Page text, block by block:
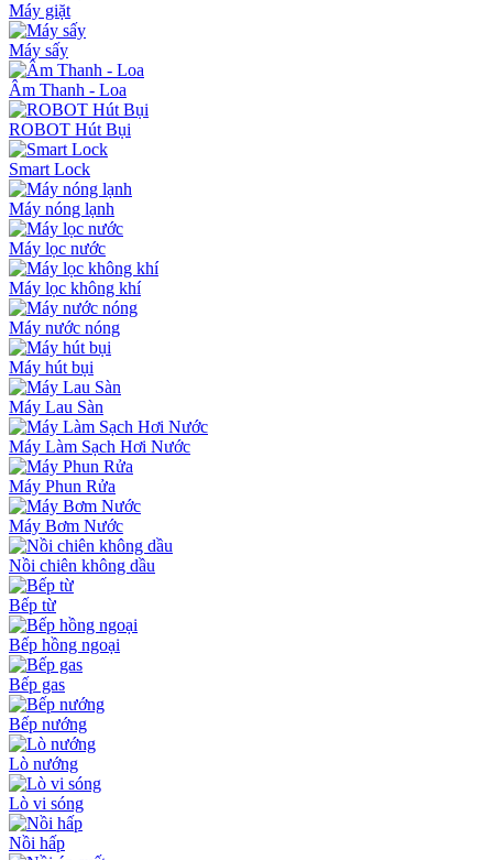
Máy giặt
Máy sấy
Âm Thanh - Loa
ROBOT Hút Bụi
Smart Lock
Máy nóng lạnh
Máy lọc nước
Máy lọc không khí
Máy nước nóng
Máy hút bụi
Máy Lau Sàn
Máy Làm Sạch Hơi Nước
Máy Phun Rửa
Máy Bơm Nước
Nồi chiên không dầu
Bếp từ
Bếp hồng ngoại
Bếp gas
Bếp nướng
Lò nướng
Lò vi sóng
Nồi hấp